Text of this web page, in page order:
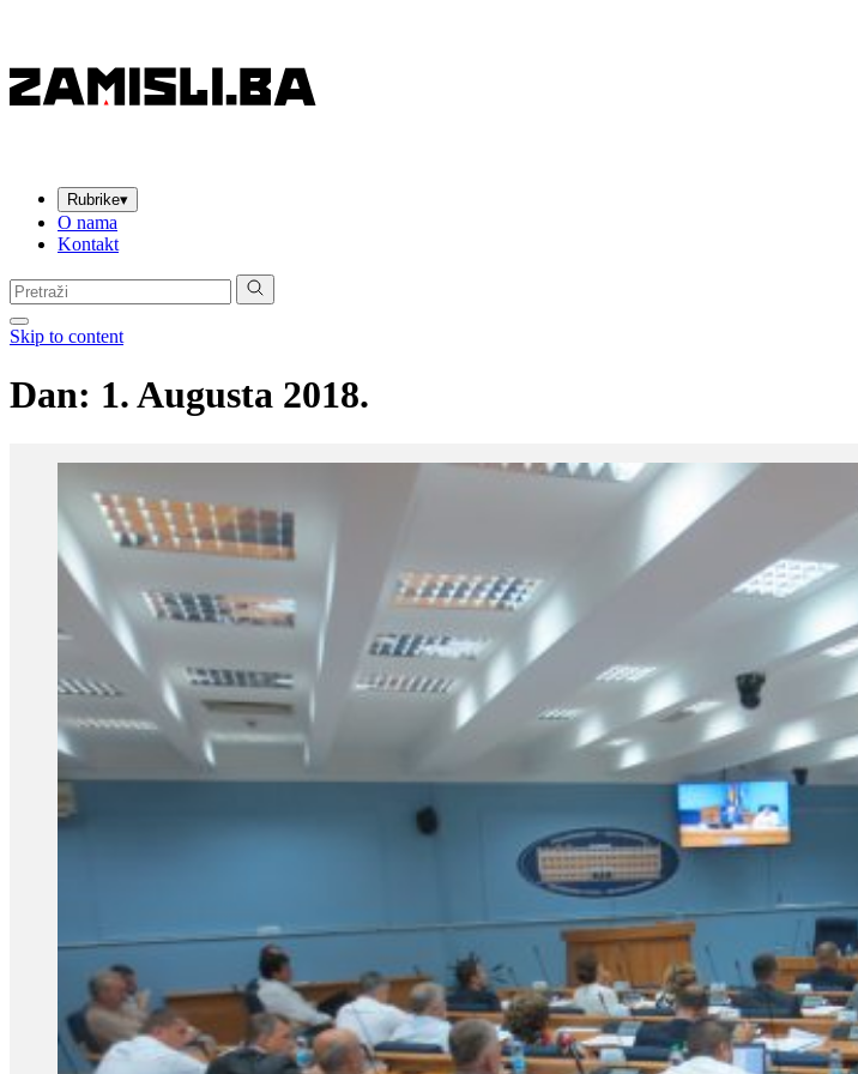
Rubrike▾
O nama
Kontakt
Pretraga:
Skip to content
Dan: 1. Augusta 2018.